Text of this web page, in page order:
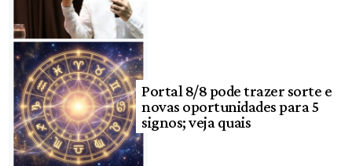
Portal 8/8 pode trazer sorte e
novas oportunidades para 5
signos; veja quais